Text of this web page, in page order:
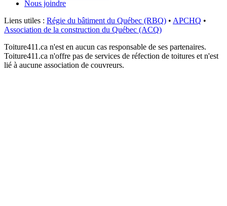
Nous joindre
Liens utiles : Régie du bâtiment du Québec (RBQ) • APCHQ •
Association de la construction du Québec (ACQ)
Toiture411.ca n'est en aucun cas responsable de ses partenaires.
Toiture411.ca n'offre pas de services de réfection de toitures et n'est
lié à aucune association de couvreurs.